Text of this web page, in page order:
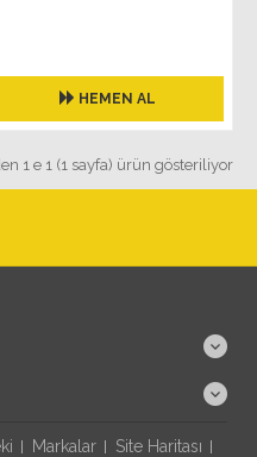
HEMEN AL
1 e 1 (1 sayfa) ürün gösteriliyor
Markalar
Site Haritası